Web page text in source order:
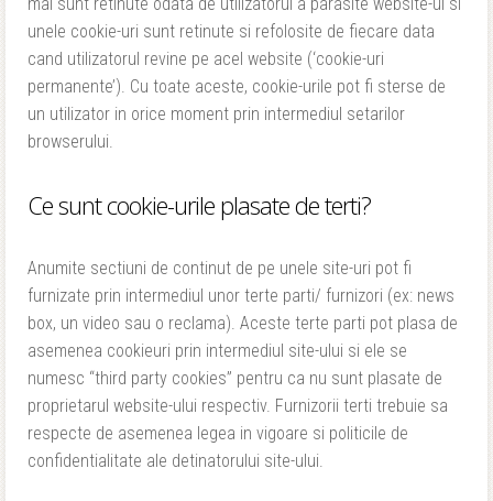
unele cookie-uri sunt retinute si refolosite de fiecare data
cand utilizatorul revine pe acel website (‘cookie-uri
permanente’). Cu toate aceste, cookie-urile pot fi sterse de
un utilizator in orice moment prin intermediul setarilor
browserului.
Ce sunt cookie-urile plasate de terti?
Anumite sectiuni de continut de pe unele site-uri pot fi
furnizate prin intermediul unor terte parti/ furnizori (ex: news
box, un video sau o reclama). Aceste terte parti pot plasa de
asemenea cookieuri prin intermediul site-ului si ele se
numesc “third party cookies” pentru ca nu sunt plasate de
proprietarul website-ului respectiv. Furnizorii terti trebuie sa
respecte de asemenea legea in vigoare si politicile de
confidentialitate ale detinatorului site-ului.